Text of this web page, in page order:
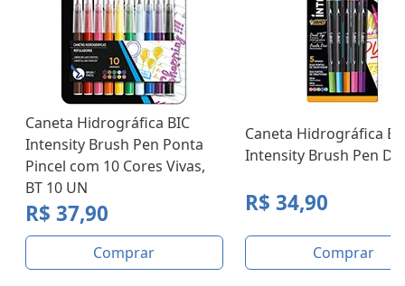
Caneta Hidrográfica BIC
Intensity Brush Pen Ponta
Pincel com 10 Cores Vivas,
BT 10 UN
R$ 37,90
Comprar
Caneta Hidrográfica
Intensity Brush Pen
R$ 34,90
Comprar